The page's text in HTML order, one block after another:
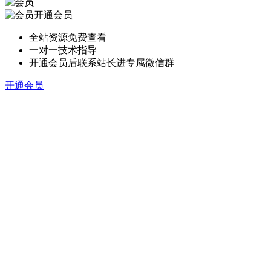
开通会员
全站资源免费查看
一对一技术指导
开通会员后联系站长进专属微信群
开通会员